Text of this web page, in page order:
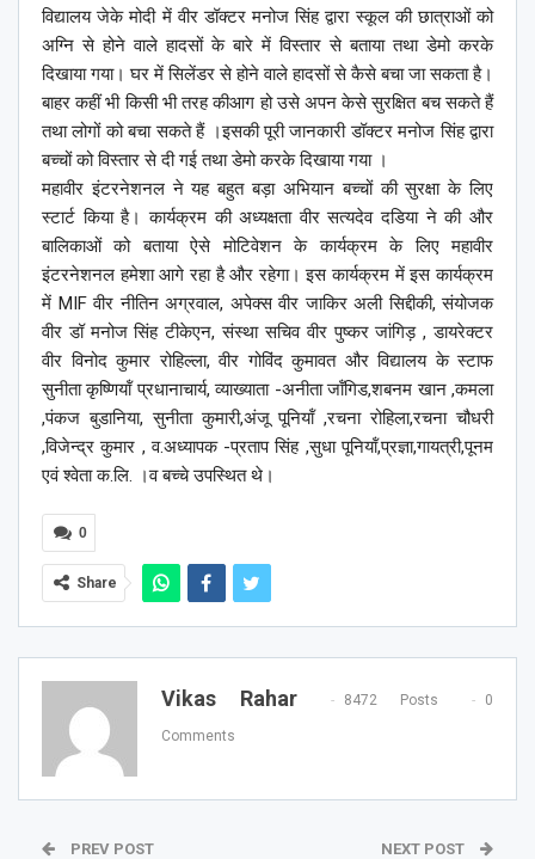
विद्यालय जेके मोदी में वीर डॉक्टर मनोज सिंह द्वारा स्कूल की छात्राओं को
अग्नि से होने वाले हादसों के बारे में विस्तार से बताया तथा डेमो करके
दिखाया गया। घर में सिलेंडर से होने वाले हादसों से कैसे बचा जा सकता है।
बाहर कहीं भी किसी भी तरह कीआग हो उसे अपन केसे सुरक्षित बच सकते हैं
तथा लोगों को बचा सकते हैं ।इसकी पूरी जानकारी डॉक्टर मनोज सिंह द्वारा
बच्चों को विस्तार से दी गई तथा डेमो करके दिखाया गया ।
महावीर इंटरनेशनल ने यह बहुत बड़ा अभियान बच्चों की सुरक्षा के लिए
स्टार्ट किया है। कार्यक्रम की अध्यक्षता वीर सत्यदेव दडिया ने की और
बालिकाओं को बताया ऐसे मोटिवेशन के कार्यक्रम के लिए महावीर
इंटरनेशनल हमेशा आगे रहा है और रहेगा। इस कार्यक्रम में इस कार्यक्रम
में MIF वीर नीतिन अग्रवाल, अपेक्स वीर जाकिर अली सिद्दीकी, संयोजक
वीर डॉ मनोज सिंह टीकेएन, संस्था सचिव वीर पुष्कर जांगिड़ , डायरेक्टर
वीर विनोद कुमार रोहिल्ला, वीर गोविंद कुमावत और विद्यालय के स्टाफ
सुनीता कृष्णियॉं प्रधानाचार्य, व्याख्याता -अनीता जॉंगिड,शबनम खान ,कमला
,पंकज बुडानिया, सुनीता कुमारी,अंजू पूनियॉं ,रचना रोहिला,रचना चौधरी
,विजेन्द्र कुमार , व.अध्यापक -प्रताप सिंह ,सुधा पूनियॉं,प्रज्ञा,गायत्री,पूनम
एवं श्वेता क.लि. ।व बच्चे उपस्थित थे।
0
Share
Vikas Rahar 8472 Posts 0
Comments
PREV POST NEXT POST